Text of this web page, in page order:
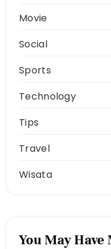
Movie
Social
Sports
Technology
Tips
Travel
Wisata
You May Have